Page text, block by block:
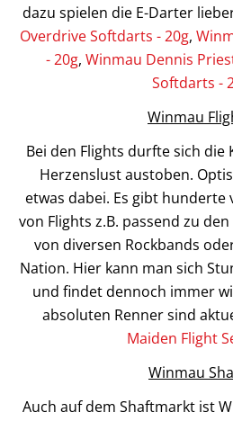
dazu spielen die E-Darter
Overdrive Softdarts - 20g,
- 20g, Winmau Dennis
Softdarts -
Winmau
Bei den Flights durfte sich die
Herzenslust austoben.
etwas dabei. Es gibt hunderte
von Flights z.B. passend zu
von diversen Rockbands
Nation. Hier kann man sich
und findet dennoch immer
absoluten Renner sind
Maiden Flight
Winmau
Auch auf dem Shaftmarkt ist